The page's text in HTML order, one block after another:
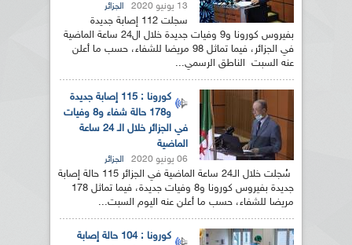
13 يونيو 2020 الجزائر
سجلت 112 إصابة جديدة
بفيروس كورونا و9 وفيات جديدة خلال ال24 ساعة الماضية
في الجزائر، فيما تماثل 98 مريضا للشفاء، حسب ما أعلن
عنه السبت الناطق الرسمي...
كورونا : 115 إصابة جديدة
و178 حالة شفاء و8 وفيات
في الجزائر خلال الـ 24 ساعة
الماضية
06 يونيو 2020 الجزائر
سُجلت خلال الـ24 ساعة الماضية في الجزائر 115 حالة إصابة
جديدة بفيروس كورونا و8 وفيات جديدة، فيما تماثل 178
مريضا للشفاء، حسب ما أعلن عنه اليوم السبت...
كورونا : 104 حالة إصابة